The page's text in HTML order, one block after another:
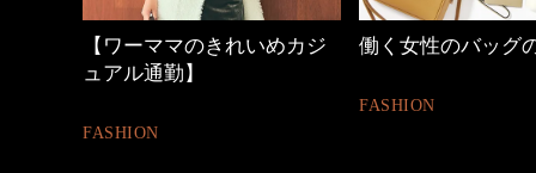
【ワーママのきれいめカジ
ュアル通勤】
FASHION
働く女性のバッグ
FASHION